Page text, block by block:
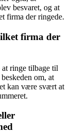
besvaret, og at
firma der ringede.
firma der
ringe tilbage til
om, at
kan være svært at